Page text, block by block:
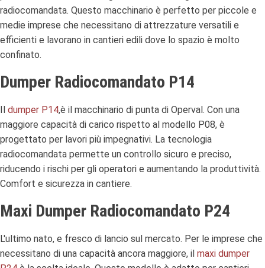
radiocomandata. Questo macchinario è perfetto per piccole e
medie imprese che necessitano di attrezzature versatili e
efficienti e lavorano in cantieri edili dove lo spazio è molto
confinato.
Dumper Radiocomandato P14
Il dumper P14,è il macchinario di punta di Operval. Con una
maggiore capacità di carico rispetto al modello P08, è
progettato per lavori più impegnativi. La tecnologia
radiocomandata permette un controllo sicuro e preciso,
riducendo i rischi per gli operatori e aumentando la produttività.
Comfort e sicurezza in cantiere.
Maxi Dumper Radiocomandato P24
L'ultimo nato, e fresco di lancio sul mercato. Per le imprese che
necessitano di una capacità ancora maggiore, il maxi dumper